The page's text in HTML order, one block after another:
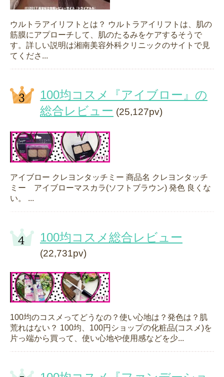
ウルトラアイリフトとは？ ウルトラアイリフトは、肌の
筋膜にアプローチして、肌のたるみをケアするそうで
す。詳しい説明は湘南美容外科クリニックのサイトで見
てくださ...
100均コスメ『アイブロー』の
総合レビュー (25,127pv)
アイブロー クレヨンタッチミー 商品名 クレヨンタッチ
ミー アイブローマスカラ(ソフトブラウン) 発色 良くな
い。 ...
100均コスメ総合レビュー
(22,731pv)
100均のコスメってどうなの？使い心地は？発色は？肌
荒れはない？ 100均、100円ショップの化粧品(コスメ)を
片っ端から買って、使い心地や使用感などを少...